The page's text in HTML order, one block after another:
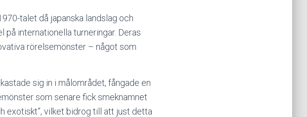
talet då japanska landslag och
på internationella turneringar. Deras
rörelsemönster – något som
sig in i målområdet, fångade en
som senare fick smeknamnet
exotiskt”, vilket bidrog till att just detta